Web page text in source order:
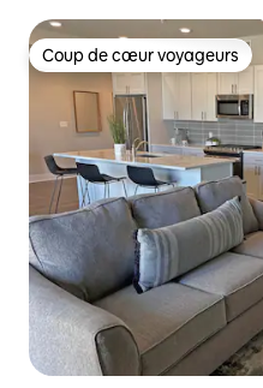
Coup de cœur voyageurs
Coup de cœur voyageurs